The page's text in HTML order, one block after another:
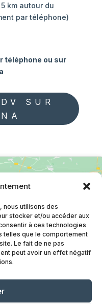
utilisons des
stocker et/ou accéder aux
à ces technologies
telles que le comportement
Le fait de ne pas
peut avoir un effet négatif
km autour du
par téléphone)
téléphone ou sur
SUR
les cookies
ce contenu